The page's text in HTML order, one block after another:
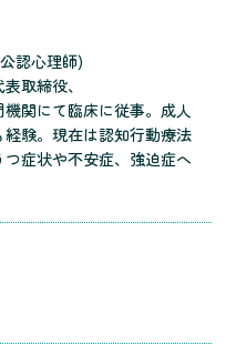
認心理師)
取締役、
関にて臨床に従事。成人
験。現在は認知行動療法
症状や不安症、強迫症へ